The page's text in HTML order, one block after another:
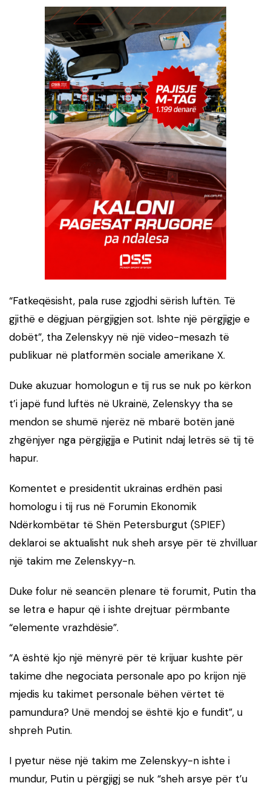
“Fatkeqësisht, pala ruse zgjodhi sërish luftën. Të
gjithë e dëgjuan përgjigjen sot. Ishte një përgjigje e
dobët”, tha Zelenskyy në një video-mesazh të
publikuar në platformën sociale amerikane X.
Duke akuzuar homologun e tij rus se nuk po kërkon
t’i japë fund luftës në Ukrainë, Zelenskyy tha se
mendon se shumë njerëz në mbarë botën janë
zhgënjyer nga përgjigjja e Putinit ndaj letrës së tij të
hapur.
Komentet e presidentit ukrainas erdhën pasi
homologu i tij rus në Forumin Ekonomik
Ndërkombëtar të Shën Petersburgut (SPIEF)
deklaroi se aktualisht nuk sheh arsye për të zhvilluar
një takim me Zelenskyy-n.
Duke folur në seancën plenare të forumit, Putin tha
se letra e hapur që i ishte drejtuar përmbante
“elemente vrazhdësie”.
“A është kjo një mënyrë për të krijuar kushte për
takime dhe negociata personale apo po krijon një
mjedis ku takimet personale bëhen vërtet të
pamundura? Unë mendoj se është kjo e fundit”, u
shpreh Putin.
I pyetur nëse një takim me Zelenskyy-n ishte i
mundur, Putin u përgjigj se nuk “sheh arsye për t’u